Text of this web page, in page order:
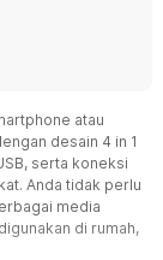
atau
desain 4 in 1
serta koneksi
Anda tidak perlu
media
di rumah,